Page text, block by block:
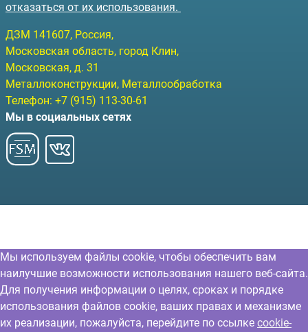
отказаться от их использования.
ДЗМ 141607, Россия,
Московская область, город Клин,
Московская, д. 31
Металлоконструкции, Металлообработка
Телефон: +7 (915) 113-30-61
Мы в социальных сетях
Мы используем файлы cookie, чтобы обеспечить вам
наилучшие возможности использования нашего веб-сайта.
Для получения информации о целях, сроках и порядке
использования файлов cookie, ваших правах и механизме
их реализации, пожалуйста, перейдите по ссылке cookie-